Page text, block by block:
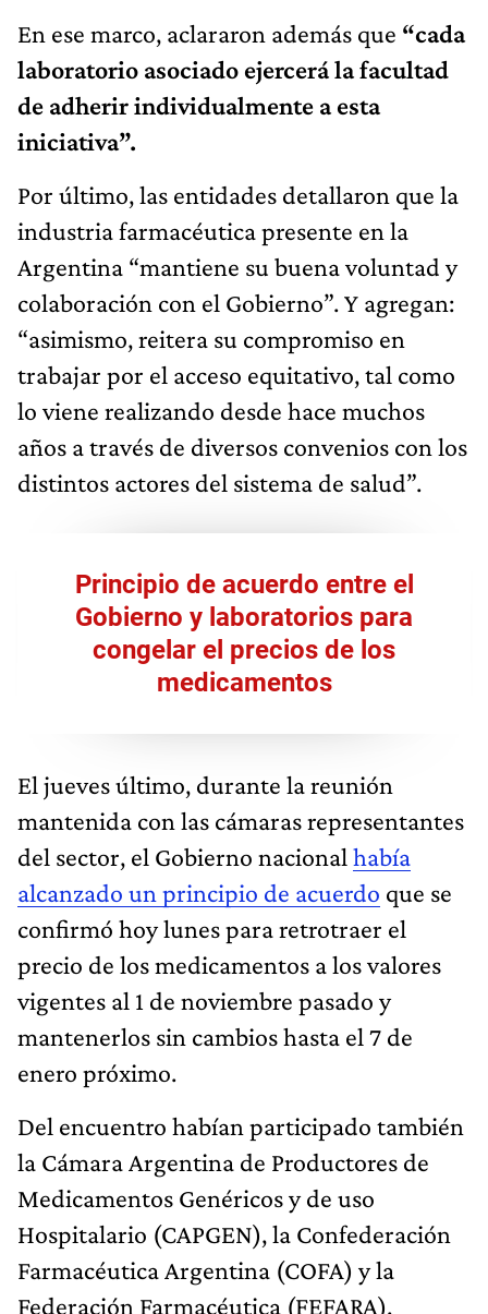
En ese marco, aclararon además que “cada
laboratorio asociado ejercerá la facultad
de adherir individualmente a esta
iniciativa”.
Por último, las entidades detallaron que la
industria farmacéutica presente en la
Argentina “mantiene su buena voluntad y
colaboración con el Gobierno”. Y agregan:
“asimismo, reitera su compromiso en
trabajar por el acceso equitativo, tal como
lo viene realizando desde hace muchos
años a través de diversos convenios con los
distintos actores del sistema de salud”.
Principio de acuerdo entre el
Gobierno y laboratorios para
congelar el precios de los
medicamentos
El jueves último, durante la reunión
mantenida con las cámaras representantes
del sector, el Gobierno nacional había
alcanzado un principio de acuerdo que se
confirmó hoy lunes para retrotraer el
precio de los medicamentos a los valores
vigentes al 1 de noviembre pasado y
mantenerlos sin cambios hasta el 7 de
enero próximo.
Del encuentro habían participado también
la Cámara Argentina de Productores de
Medicamentos Genéricos y de uso
Hospitalario (CAPGEN), la Confederación
Farmacéutica Argentina (COFA) y la
Federación Farmacéutica (FEFARA).